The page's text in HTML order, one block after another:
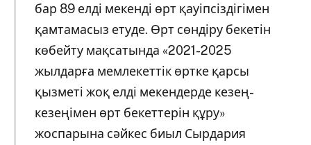
бар 89 елді мекенді өрт қауіпсіздігімен
қамтамасыз етуде. Өрт сөндіру бекетін
көбейту мақсатында «2021-2025
жылдарға мемлекеттік өртке қарсы
қызметі жоқ елді мекендерде кезең-
кезеңімен өрт бекеттерін құру»
жоспарына сәйкес биыл Сырдария